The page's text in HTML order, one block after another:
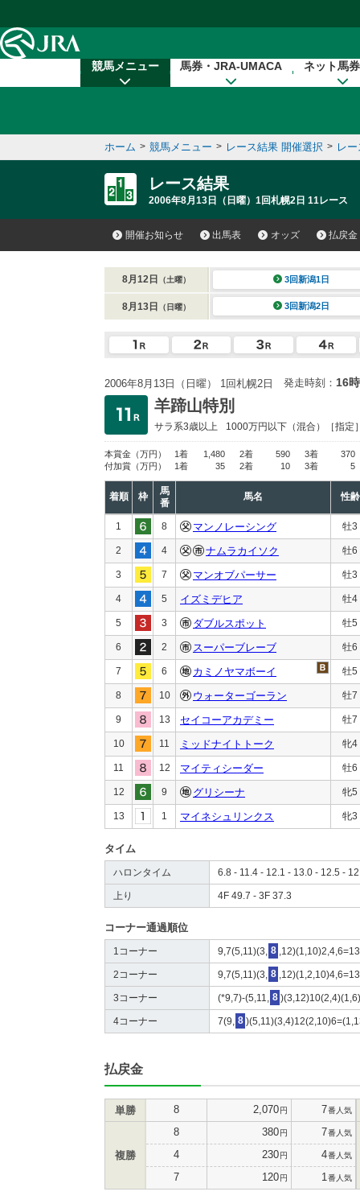
競馬メニュー 馬券・JRA-UMACA ネット馬
ホーム > 競馬メニュー > レース結果 開催選択 > レ
レース結果
2006年8月13日（日曜）1回札幌2日 11レース
開催お知らせ 出馬表 オッズ 払戻金
8月12日 （土曜） 3回新潟1日
8月13日 （日曜） 3回新潟2日
2006年8月13日（日曜） 1回札幌2日 発走時刻： 16
羊蹄山特別
サラ系3歳以上 1000万円以下 （混合）［指定
本賞金 （万円） 1着 1,480 2着 590 3着
370
付加賞 （万円） 1着 35 2着 10 3着 5
着順 枠
馬
番
馬名 性齢
1 8 マンノレーシング 牡3
2 4 ナムラカイソク 牡6
3 7 マンオブパーサー 牡3
4 5 イズミデヒア 牡4
5 3 ダブルスポット 牡5
6 2 スーパーブレーブ 牡6
7 6 カミノヤマボーイ 牡5
8 10 ウォーターゴーラン 牡7
9 13 セイコーアカデミー 牡7
10 11 ミッドナイトトーク 牝4
11 12 マイティシーダー 牡6
12 9 グリシーナ 牝5
13 1 マイネシュリンクス 牝3
タイム
ハロンタイム 6.8 - 11.4 - 12.1 - 13.0 - 12.5 -
上り 4F 49.7 - 3F 37.3
コーナー通過順位
1コーナー 9,7(5,11)(3, 8 ,12)(1,10)2,4,6=13
2コーナー 9,7(5,11)(3, 8 ,12)(1,2,10)4,6=13
3コーナー (*9,7)-(5,11, 8
4コーナー 7(9, 8
払戻金
単勝 8 2,070円 7番人気
複勝
8 380円 7番人気
4 230円 4番人気
7 120円 1 番人気